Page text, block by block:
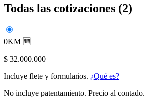
Todas las cotizaciones (2)
0KM 🆕
$ 32.000.000
Incluye flete y formularios. ¿Qué es?
No incluye patentamiento. Precio al contado.